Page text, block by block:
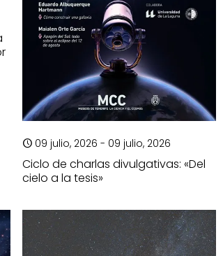
09 julio, 2026 - 09 julio, 2026
Ciclo de charlas divulgativas: «Del
cielo a la tesis»